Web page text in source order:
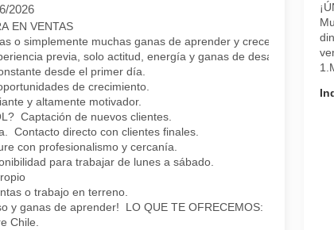
2026
EN VENTAS
o simplemente muchas ganas de aprender y crecer?
previa, solo actitud, energía y ganas de desarrollarte
desde el primer día.
de crecimiento.
y altamente motivador.
Captación de nuevos clientes.
Contacto directo con clientes finales.
con profesionalismo y cercanía.
para trabajar de lunes a sábado.
o trabajo en terreno.
y ganas de aprender! LO QUE TE OFRECEMOS:
Chile.